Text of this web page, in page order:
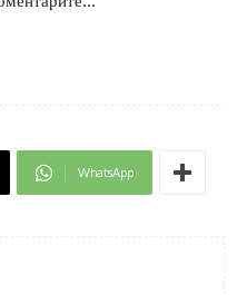
WhatsApp